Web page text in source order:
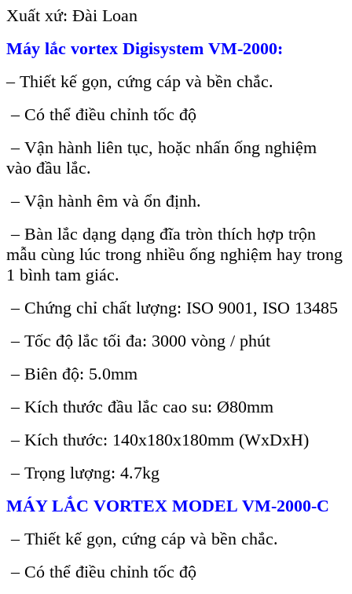
Xuất xứ: Đài Loan
Máy lắc vortex Digisystem VM-2000:
– Thiết kế gọn, cứng cáp và bền chắc.
– Có thể điều chỉnh tốc độ
– Vận hành liên tục, hoặc nhấn ống nghiệm
vào đầu lắc.
– Vận hành êm và ổn định.
– Bàn lắc dạng dạng đĩa tròn thích hợp trộn
mẫu cùng lúc trong nhiều ống nghiệm hay trong
1 bình tam giác.
– Chứng chỉ chất lượng: ISO 9001, ISO 13485
– Tốc độ lắc tối đa: 3000 vòng / phút
– Biên độ: 5.0mm
– Kích thước đầu lắc cao su: Ø80mm
– Kích thước: 140x180x180mm (WxDxH)
– Trọng lượng: 4.7kg
MÁY LẮC VORTEX MODEL VM-2000-C
– Thiết kế gọn, cứng cáp và bền chắc.
– Có thể điều chỉnh tốc độ